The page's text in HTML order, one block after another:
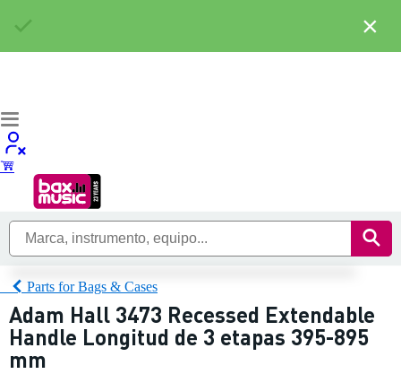
Parts for Bags & Cases
Adam Hall 3473 Recessed Extendable
Handle Longitud de 3 etapas 395-895
mm
×